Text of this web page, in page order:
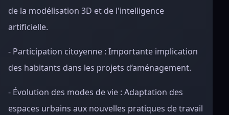
de la modélisation 3D et de l'intelligence
artificielle.
- Participation citoyenne : Importante implication
des habitants dans les projets d’aménagement.
- Évolution des modes de vie : Adaptation des
espaces urbains aux nouvelles pratiques de travail